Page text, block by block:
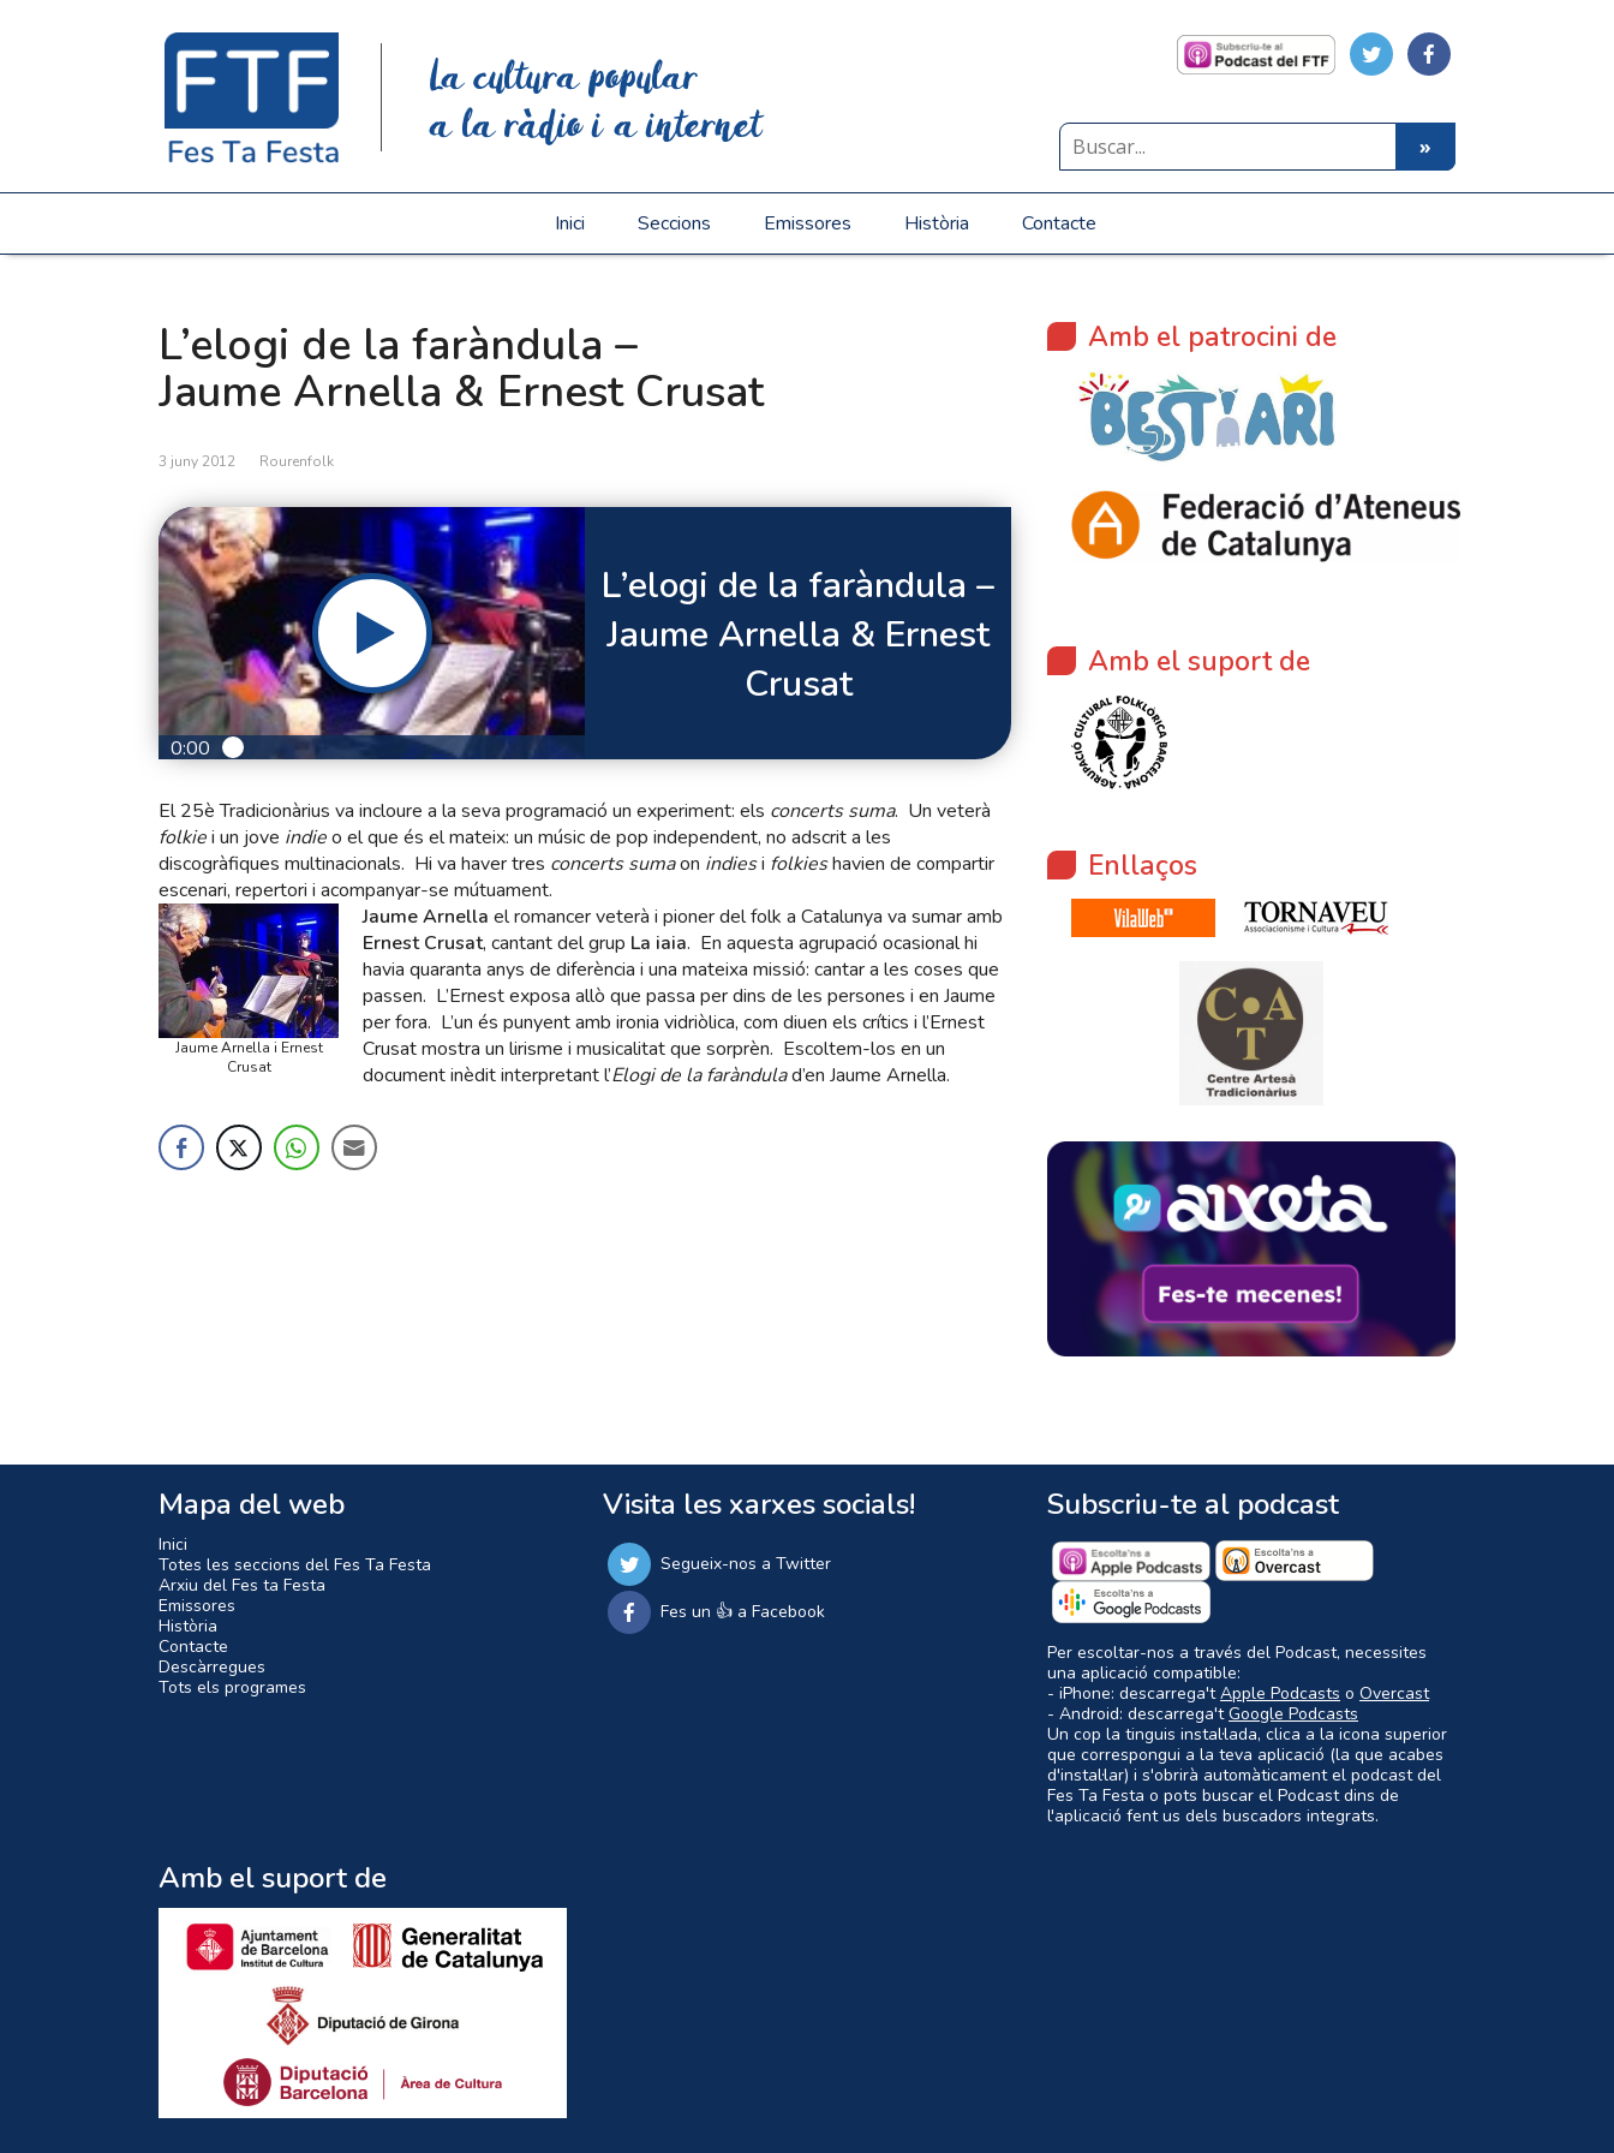
La cultura popular
a la ràdio i a internet
Inici Seccions Emissores Història Contacte
L’elogi de la faràndula –
Jaume Arnella & Ernest Crusat
3 juny 2012 Rourenfolk
0:00
L’elogi de la faràndula –
Jaume Arnella & Ernest
Crusat
El 25è Tradicionàrius va incloure a la seva programació un experiment: els concerts suma. Un veterà
folkiei un jove indieo el que és el mateix: un músic de pop independent, no adscrit a les
discogràfiques multinacionals. Hi va haver tres concerts sumaon indiesi folkieshavien de compartir
escenari, repertori i acompanyar-se mútuament.
Jaume Arnella i Ernest
Crusat
Jaume Arnella el romancer veterà i pioner del folk a Catalunya va sumar amb
Ernest Crusat, cantant del grup La iaia. En aquesta agrupació ocasional hi
havia quaranta anys de diferència i una mateixa missió: cantar a les coses que
passen. L’Ernest exposa allò que passa per dins de les persones i en Jaume
per fora. L’un és punyent amb ironia vidriòlica, com diuen els crítics i l’Ernest
Crusat mostra un lirisme i musicalitat que sorprèn. Escoltem-los en un
document inèdit interpretant l’Elogi de la faràndulad’en Jaume Arnella.
Amb el patrocini de
Amb el suport de
Enllaços
Mapa del web
Inici
Totes les seccions del Fes Ta Festa
Arxiu del Fes ta Festa
Emissores
Història
Contacte
Descàrregues
Tots els programes
Visita les xarxes socials!
Segueix-nos a Twitter
Fes un 👍 a Facebook
Subscriu-te al podcast
Per escoltar-nos a través del Podcast, necessites
una aplicació compatible:
- iPhone: descarrega'tApple Podcasts o Overcast
- Android: descarrega'tGoogle Podcasts
Un cop la tinguis instal·lada, clica a la icona superior
que correspongui a la teva aplicació (la que acabes
d'instal·lar) i s'obrirà automàticament el podcast del
Fes Ta Festa o pots buscar el Podcast dins de
l'aplicació fent us dels buscadors integrats.
Amb el suport de